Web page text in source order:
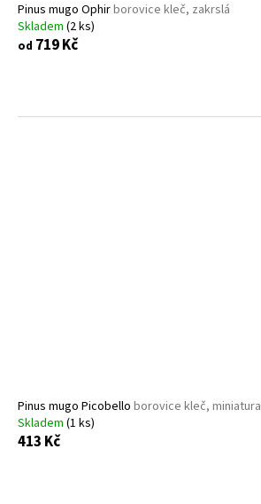
Pinus mugo Ophirborovice kleč, zakrslá
Skladem (2 ks)
od 719 Kč
Pinus mugo Picobello borovice kleč, miniatura
Skladem (1 ks)
413 Kč